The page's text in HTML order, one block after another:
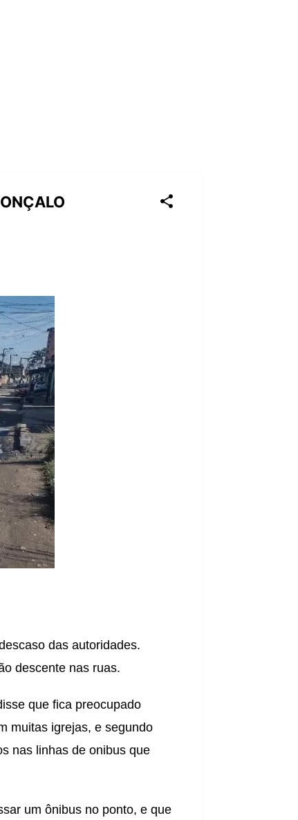
das autoridades.
descente nas ruas.
que fica preocupado
muitas igrejas, e segundo
nas linhas de onibus que
um ônibus no ponto, e que